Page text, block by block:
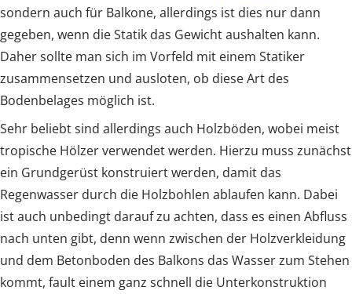
sondern auch für Balkone, allerdings ist dies nur dann
gegeben, wenn die Statik das Gewicht aushalten kann.
Daher sollte man sich im Vorfeld mit einem Statiker
zusammensetzen und ausloten, ob diese Art des
Bodenbelages möglich ist.
Sehr beliebt sind allerdings auch Holzböden, wobei meist
tropische Hölzer verwendet werden. Hierzu muss zunächst
ein Grundgerüst konstruiert werden, damit das
Regenwasser durch die Holzbohlen ablaufen kann. Dabei
ist auch unbedingt darauf zu achten, dass es einen Abfluss
nach unten gibt, denn wenn zwischen der Holzverkleidung
und dem Betonboden des Balkons das Wasser zum Stehen
kommt, fault einem ganz schnell die Unterkonstruktion